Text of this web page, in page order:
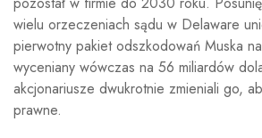
wielu orzeczeniach sądu w Delaware
pierwotny pakiet odszkodowań Muska
wyceniany wówczas na 56 miliardów
akcjonariusze dwukrotnie zmieniali go,
prawne.